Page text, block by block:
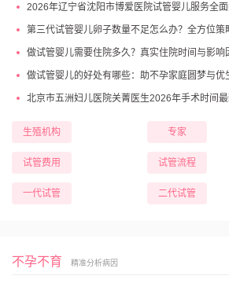
2026年辽宁省沈阳市博爱医院试管婴儿服务全面探秘
第三代试管婴儿卵子数量不足怎么办？全方位策
做试管婴儿需要住院多久？真实住院时间与影响
做试管婴儿的好处有哪些：助不孕家庭圆梦与优
北京市五洲妇儿医院关菁医生2026年手术时间
生殖机构 专家
试管费用 试管流程
一代试管 二代试管
不孕不育 精准分析病因